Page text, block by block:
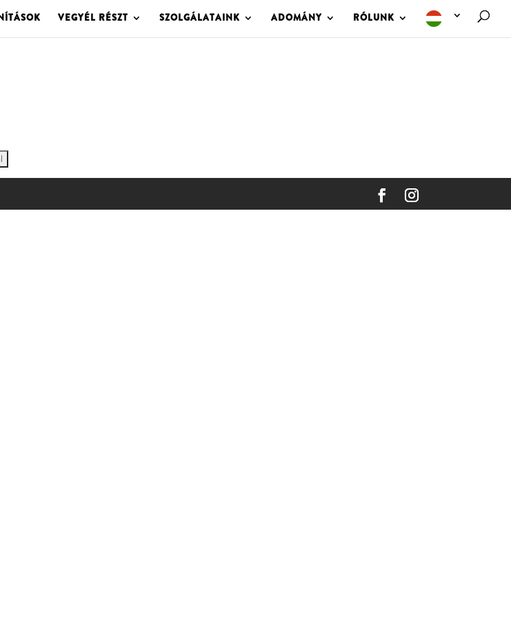
VEGYÉL RÉSZT SZOLGÁLATAINK ADOMÁNY RÓLUNK